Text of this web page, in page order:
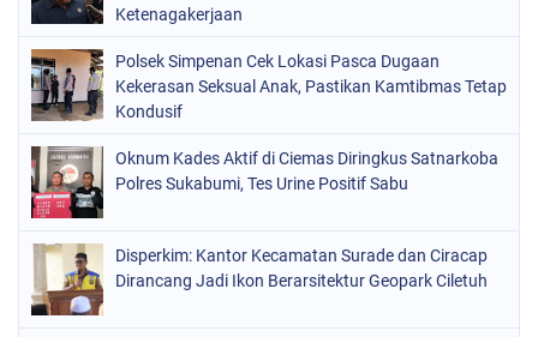
Ketenagakerjaan
Polsek Simpenan Cek Lokasi Pasca Dugaan
Kekerasan Seksual Anak, Pastikan Kamtibmas Tetap
Kondusif
Oknum Kades Aktif di Ciemas Diringkus Satnarkoba
Polres Sukabumi, Tes Urine Positif Sabu
Disperkim: Kantor Kecamatan Surade dan Ciracap
Dirancang Jadi Ikon Berarsitektur Geopark Ciletuh